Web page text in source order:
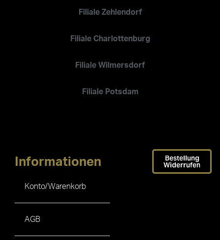
Filiale Zehlendorf
Filiale Charlottenburg
Filiale Wilmersdorf
Filiale Potsdam
Informationen
Konto/Warenkorb
AGB
Bestellung
Widerrufen